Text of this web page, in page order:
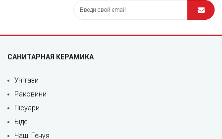
САНИТАРНАЯ КЕРАМИКА
Унітази
Раковини
Пісуари
Біде
Чаші Генуя